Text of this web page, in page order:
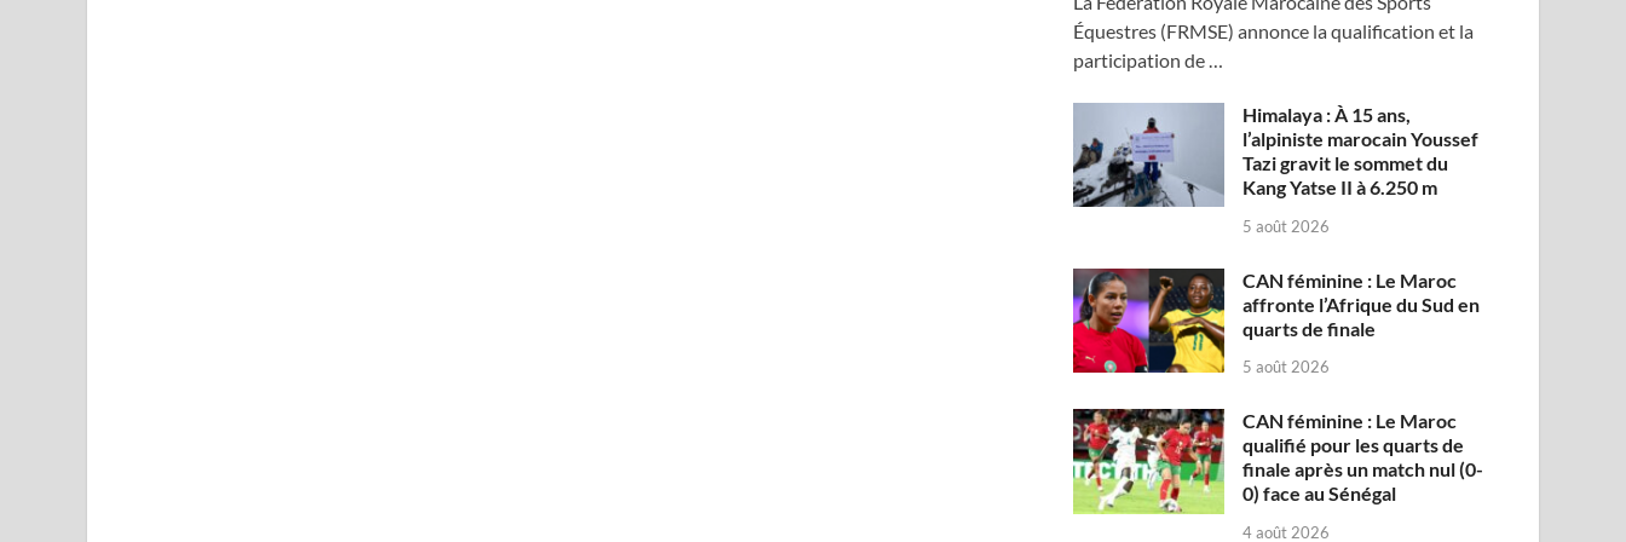
Équestres (FRMSE) annonce la qualification et la
participation de …
Himalaya : À 15 ans,
l’alpiniste marocain Youssef
Tazi gravit le sommet du
Kang Yatse II à 6.250 m
5 août 2026
CAN féminine : Le Maroc
affronte l’Afrique du Sud en
quarts de finale
5 août 2026
CAN féminine : Le Maroc
qualifié pour les quarts de
finale après un match nul (0-
0) face au Sénégal
4 août 2026